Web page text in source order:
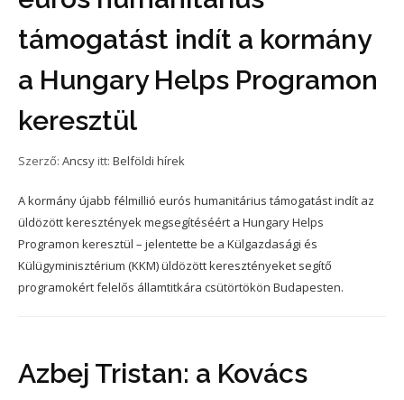
támogatást indít a kormány
a Hungary Helps Programon
keresztül
Szerző: Ancsy itt: Belföldi hírek
A kormány újabb félmillió eurós humanitárius támogatást indít az
üldözött keresztények megsegítéséért a Hungary Helps
Programon keresztül – jelentette be a Külgazdasági és
Külügyminisztérium (KKM) üldözött keresztényeket segítő
programokért felelős államtitkára csütörtökön Budapesten.
Azbej Tristan: a Kovács